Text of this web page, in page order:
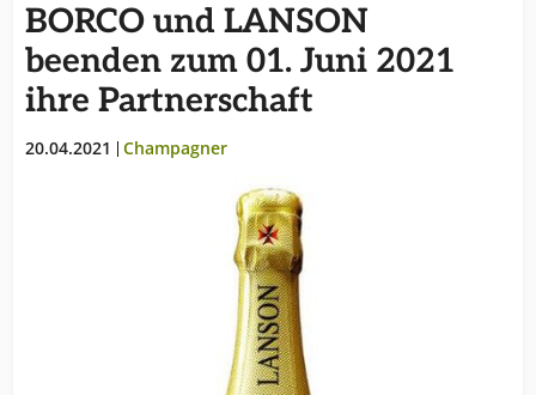
1948 wurde BORCO Borm & Co. in Hamburg
gegründet. Eine Erweiterung erfolgte 1972 durch die
Neugründung von BORCO-Marken-Import. Von
Anfang an zu 100 % im Besitz der Familie Matthiesen,
internationalen und unabhängigen Anbieter der
BORCO und LANSON
beenden zum 01. Juni 2021
ihre Partnerschaft
20.04.2021 Champagner